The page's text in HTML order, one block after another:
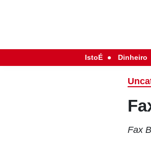
IstoÉ Dinheiro
Fax